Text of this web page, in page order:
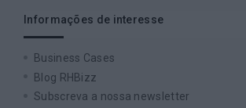
Informações de interesse
Business Cases
Blog RHBizz
Subscreva a nossa newsletter